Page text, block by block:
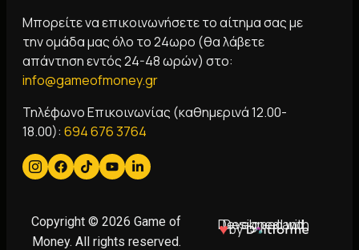
Μπορείτε να επικοινωνήσετε το αίτημα σας με
την ομάδα μας όλο το 24ωρο (θα λάβετε
απάντηση εντός 24-48 ωρών) στο:
info@gameofmoney.gr
Τηλέφωνο Επικοινωνίας (καθημερινά 12.00-
18.00): 694 676 3764
Copyright © 2026 Game of
Money. All rights reserved.
Designed and Developed with
♥by